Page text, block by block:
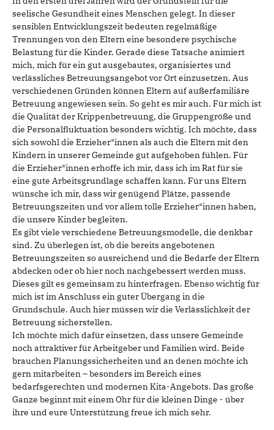
seelische Gesundheit eines Menschen gelegt. In dieser
sensiblen Entwicklungszeit bedeuten regelmäßige
Trennungen von den Eltern eine besondere psychische
Belastung für die Kinder. Gerade diese Tatsache animiert
mich, mich für ein gut ausgebautes, organisiertes und
verlässliches Betreuungsangebot vor Ort einzusetzen. Aus
verschiedenen Gründen können Eltern auf außerfamiliäre
Betreuung angewiesen sein. So geht es mir auch. Für mich ist
die Qualität der Krippenbetreuung, die Gruppengröße und
die Personalfluktuation besonders wichtig. Ich möchte, dass
sich sowohl die Erzieher*innen als auch die Eltern mit den
Kindern in unserer Gemeinde gut aufgehoben fühlen. Für
die Erzieher*innen erhoffe ich mir, dass ich im Rat für sie
eine gute Arbeitsgrundlage schaffen kann. Für uns Eltern
wünsche ich mir, dass wir genügend Plätze, passende
Betreuungszeiten und vor allem tolle Erzieher*innen haben,
die unsere Kinder begleiten.
Es gibt viele verschiedene Betreuungsmodelle, die denkbar
sind. Zu überlegen ist, ob die bereits angebotenen
Betreuungszeiten so ausreichend und die Bedarfe der Eltern
abdecken oder ob hier noch nachgebessert werden muss.
Dieses gilt es gemeinsam zu hinterfragen. Ebenso wichtig für
mich ist im Anschluss ein guter Übergang in die
Grundschule. Auch hier müssen wir die Verlässlichkeit der
Betreuung sicherstellen.
Ich möchte mich dafür einsetzen, dass unsere Gemeinde
noch attraktiver für Arbeitgeber und Familien wird. Beide
brauchen Planungssicherheiten und an denen möchte ich
gern mitarbeiten – besonders im Bereich eines
bedarfsgerechten und modernen Kita-Angebots. Das große
Ganze beginnt mit einem Ohr für die kleinen Dinge - über
ihre und eure Unterstützung freue ich mich sehr.